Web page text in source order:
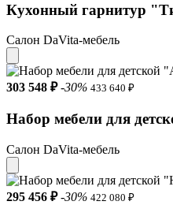
Кухонный гарнитур
Салон DaVita-мебель
303 548 ₽ -30% 433 640 ₽
Набор мебели для
Салон DaVita-мебель
295 456 ₽ -30% 422 080 ₽